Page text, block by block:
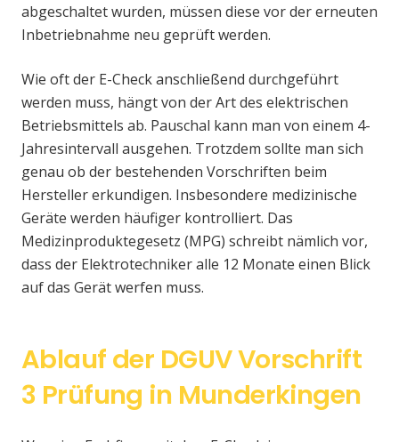
abgeschaltet wurden, müssen diese vor der erneuten
Inbetriebnahme neu geprüft werden.
Wie oft der E-Check anschließend durchgeführt
werden muss, hängt von der Art des elektrischen
Betriebsmittels ab. Pauschal kann man von einem 4-
Jahresintervall ausgehen. Trotzdem sollte man sich
genau ob der bestehenden Vorschriften beim
Hersteller erkundigen. Insbesondere medizinische
Geräte werden häufiger kontrolliert. Das
Medizinproduktegesetz (MPG) schreibt nämlich vor,
dass der Elektrotechniker alle 12 Monate einen Blick
auf das Gerät werfen muss.
Ablauf der DGUV Vorschrift
3 Prüfung in Munderkingen